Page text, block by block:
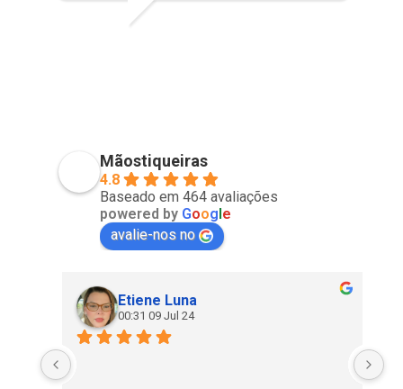
Mãostiqueiras
4.8
Baseado em 464 avaliações
powered by Google
avalie-nos no
Etiene Luna
00:31 09 Jul 24